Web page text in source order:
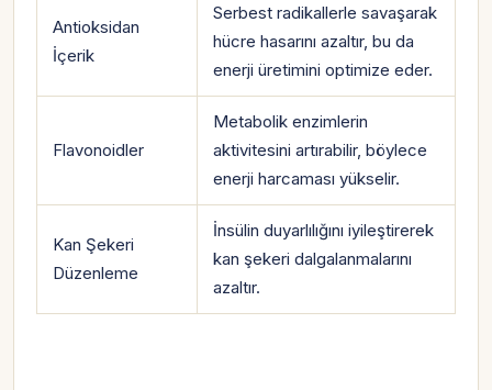
Antioksidan
İçerik
Serbest radikallerle savaşarak
hücre hasarını azaltır, bu da
enerji üretimini optimize eder.
Flavonoidler
Metabolik enzimlerin
aktivitesini artırabilir, böylece
enerji harcaması yükselir.
Kan Şekeri
Düzenleme
İnsülin duyarlılığını iyileştirerek
kan şekeri dalgalanmalarını
azaltır.